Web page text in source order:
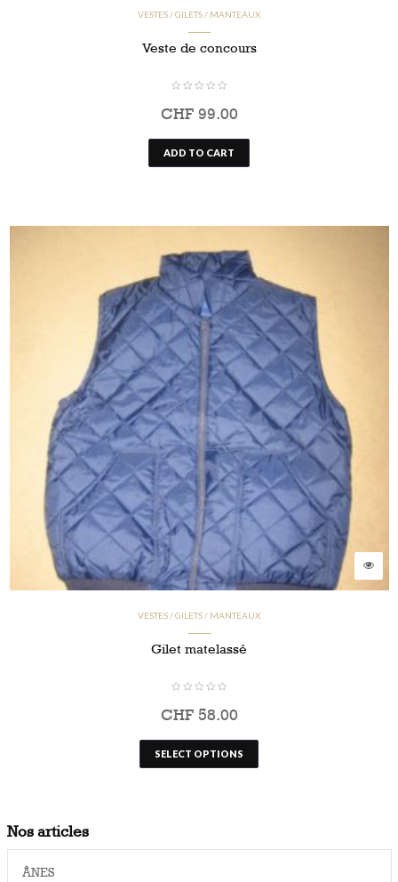
VESTES / GILETS / MANTEAUX
Veste de concours
CHF99.00
ADD TO CART
VESTES / GILETS / MANTEAUX
Gilet matelassé
CHF58.00
SELECT OPTIONS
Nos articles
ÂNES